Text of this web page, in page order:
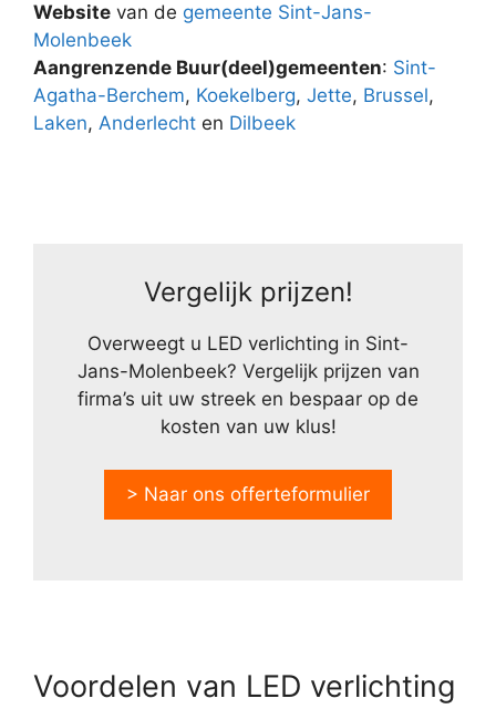
Website van de gemeente Sint-Jans-
Molenbeek
Aangrenzende Buur(deel)gemeenten: Sint-
Agatha-Berchem, Koekelberg, Jette, Brussel,
Laken, Anderlecht en Dilbeek
Vergelijk prijzen!
Overweegt u LED verlichting in Sint-
Jans-Molenbeek? Vergelijk prijzen van
firma’s uit uw streek en bespaar op de
kosten van uw klus!
> Naar ons offerteformulier
Voordelen van LED verlichting